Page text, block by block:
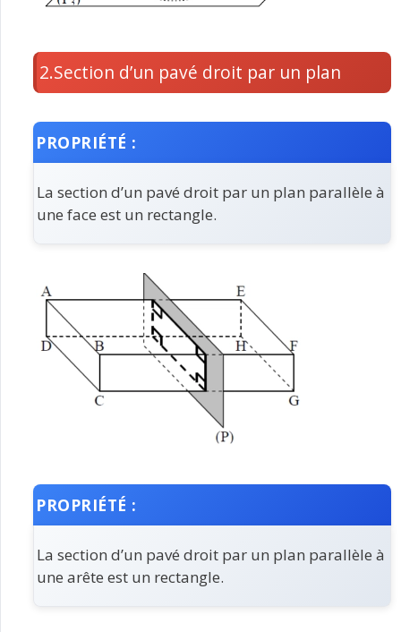
2.Section d’un pavé droit par un plan
PROPRIÉTÉ :
La section d’un pavé droit par un plan parallèle à
une face est un rectangle.
PROPRIÉTÉ :
La section d’un pavé droit par un plan parallèle à
une arête est un rectangle.